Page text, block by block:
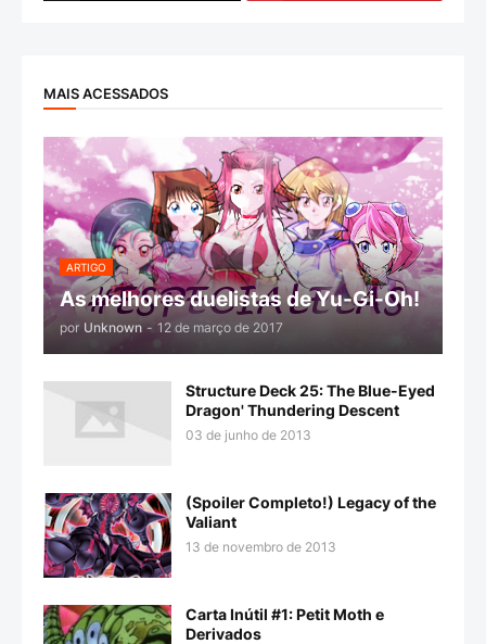
MAIS ACESSADOS
ARTIGO
As melhores duelistas de Yu-Gi-Oh!
por Unknown - 12 de março de 2017
Structure Deck 25: The Blue-Eyed
Dragon' Thundering Descent
03 de junho de 2013
(Spoiler Completo!) Legacy of the
Valiant
13 de novembro de 2013
Carta Inútil #1: Petit Moth e
Derivados